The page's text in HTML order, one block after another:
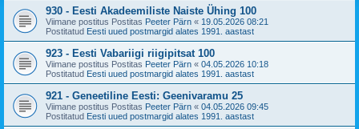
930 - Eesti Akadeemiliste Naiste Ühing 100
Viimane postitus Postitas Peeter Pärn « 19.05.2026 08:21
Postitatud Eesti uued postmargid alates 1991. aastast
923 - Eesti Vabariigi riigipitsat 100
Viimane postitus Postitas Peeter Pärn « 04.05.2026 10:18
Postitatud Eesti uued postmargid alates 1991. aastast
921 - Geneetiline Eesti: Geenivaramu 25
Viimane postitus Postitas Peeter Pärn « 04.05.2026 09:45
Postitatud Eesti uued postmargid alates 1991. aastast